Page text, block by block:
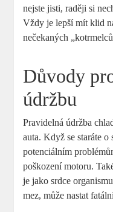
nejste jisti, raději si
Vždy je lepší mít klid
nečekaných
Důvody
údržbu
Pravidelná údržba
auta. Když se staráte
potenciálním
poškození motoru.
je jako srdce
mez, může nastat